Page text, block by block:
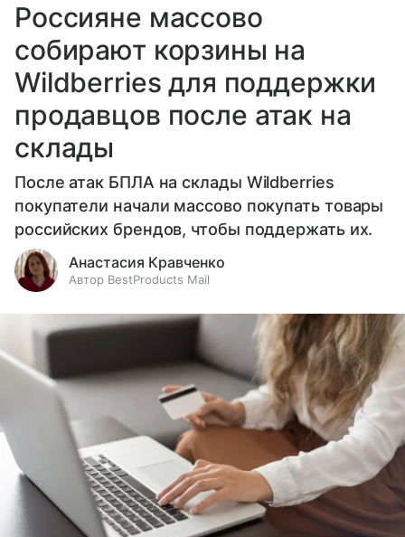
Россияне массово
собирают корзины на
Wildberries для поддержки
продавцов после атак на
склады
После атак БПЛА на склады Wildberries
покупатели начали массово покупать товары
российских брендов, чтобы поддержать их.
Анастасия Кравченко
Автор BestProducts Mail